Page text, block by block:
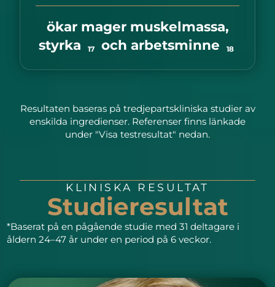
ökar mager muskelmassa,
styrka
17 och arbetsminne 18
Resultaten baseras på tredjepartskliniska studier av
enskilda ingredienser. Referenser finns länkade
under "Visa testresultat" nedan.
KLINISKA RESULTAT
Studieresultat
*Baserat på en pågående studie med 31 deltagare i
åldern 24–47 år under en period på 6 veckor.